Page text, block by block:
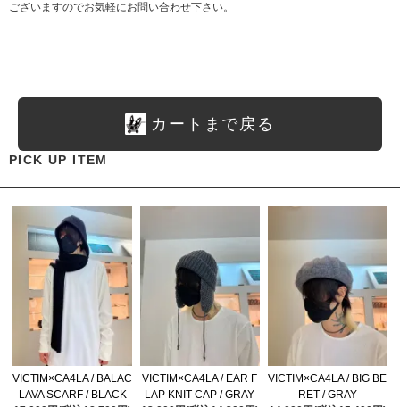
ございますのでお気軽にお問い合わせ下さい。
カートまで戻る
PICK UP ITEM
VICTIM×CA4LA / BALAC
LAVA SCARF / BLACK
VICTIM×CA4LA / EAR F
LAP KNIT CAP / GRAY
VICTIM×CA4LA / BIG BE
RET / GRAY